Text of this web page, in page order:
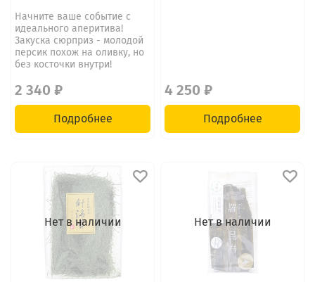
Начните ваше событие с
идеального аперитива!
Закуска сюрприз - молодой
персик похож на оливку, но
без косточки внутри!
2 340 ₽
Подробнее
4 250 ₽
Подробнее
Нет в наличии Нет в наличии